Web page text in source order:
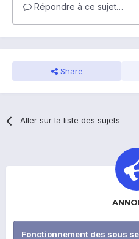
Répondre à ce sujet…
Share
Aller sur la liste des sujets
Fonctionnement des sous